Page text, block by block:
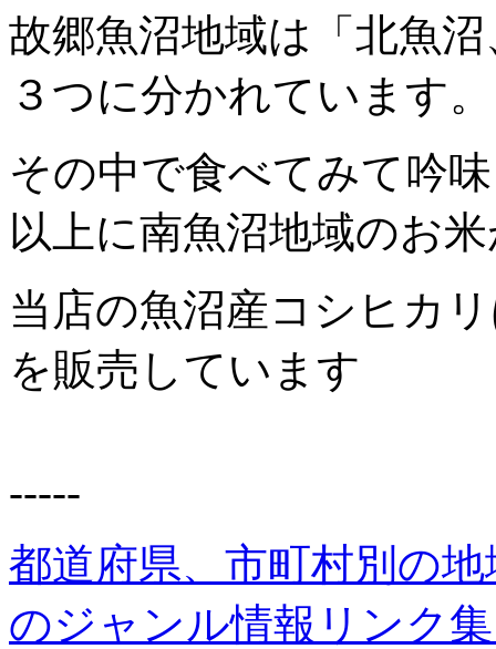
故郷魚沼地域は「北魚
３つに分かれています。
その中で食べてみて吟
以上に南魚沼地域のお
当店の魚沼産コシヒカ
を販売しています
-----
都道府県、市町村別の
のジャンル情報リンク